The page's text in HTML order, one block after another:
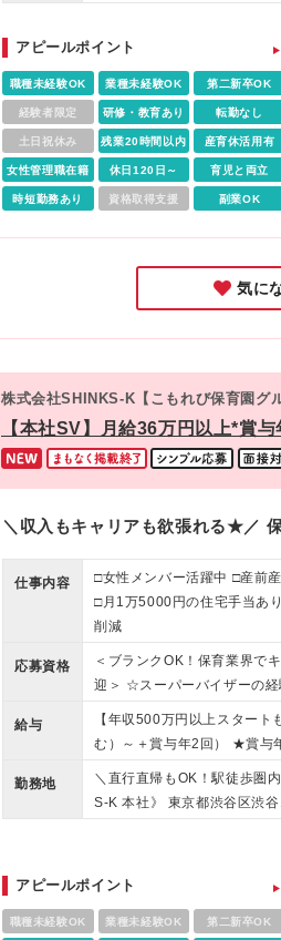
山、反町、ｾﾝﾀｰ南、中山、
高座渋谷、大和、鶴見 ■埼
部、所沢、新所沢、新座、
千葉県 本八幡、幕張本郷、
森 ■大阪府 おおとり、なか
大阪、平野、枚方、大日 ■
を除く当社関連勤務地
アピールポイント
職種未経験OK 業種未経験OK 第二新卒OK
経験者限定 研修・教育あり 転勤なし
土日祝休み 残業20時間以内 産育休活用有
女性管理職在籍 休日120日～ 育児と両立
時短勤務あり 資格取得支援 副業OK
気に
株式会社SHINKS-K【こもれび保育園グ
【本社SV】月給36万円以上*賞
＼収入もキャリアも欲張れる★／
仕事内容
□女性メンバー活躍中 □産前
□月1万5000円の住宅手当あ
削減
応募資格
＜ブランクOK！保育業界で
迎＞ ☆スーパーバイザーの経
＞ ◆保育士資格 ◆保育園、
わず）での実務経験（3年以
Word等） ◆専門卒以上 ＜
ジャー・SVのご経験がある
ある方 「保育の質」と「経
給与
【年収500万円以上スター
む）～＋賞与年2回） ★賞与
直しは年2回（4月・10月）
109,000円を含みます ※管理
りません ※試用期間6ヶ月。
勤務地
＼直行直帰もOK！駅徒歩圏
S-K 本社》 東京都渋谷区渋
アピールポイント
職種未経験OK 業種未経験OK 第二新卒OK